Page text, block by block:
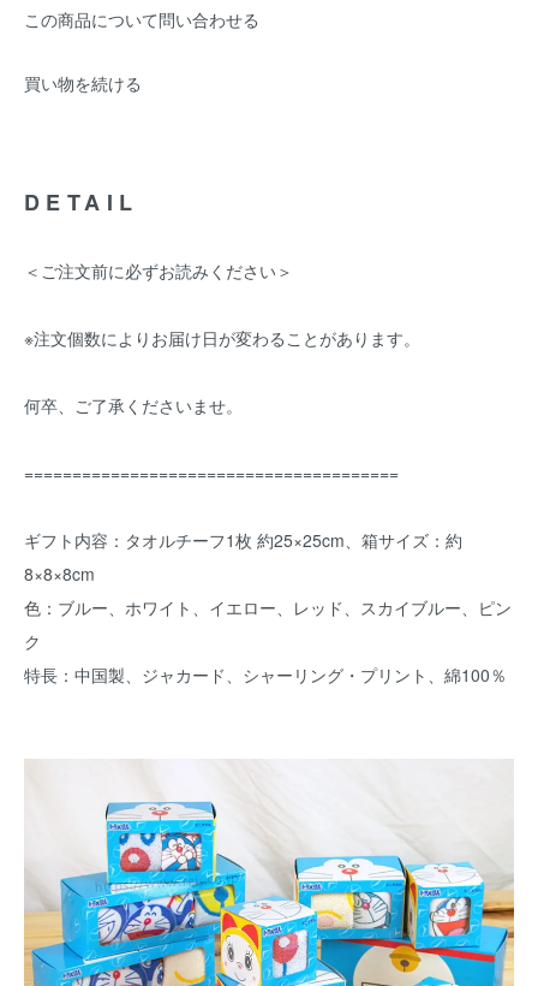
この商品について問い合わせる
買い物を続ける
DETAIL
＜ご注文前に必ずお読みください＞
※注文個数によりお届け日が変わることがあります。
何卒、ご了承くださいませ。
=======================================
ギフト内容：タオルチーフ1枚 約25×25cm、箱サイズ：約
8×8×8cm
色：ブルー、ホワイト、イエロー、レッド、スカイブルー、ピン
ク
特長：中国製、ジャカード、シャーリング・プリント、綿100％